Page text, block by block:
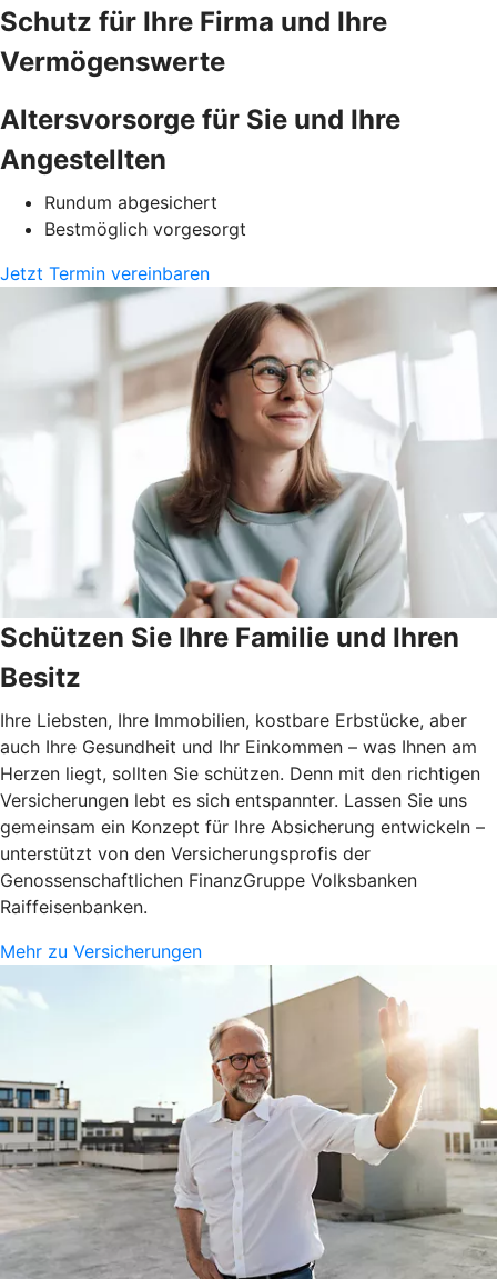
Schutz für Ihre Firma und Ihre
Vermögenswerte
Altersvorsorge für Sie und Ihre
Angestellten
Rundum abgesichert
Bestmöglich vorgesorgt
Jetzt Termin vereinbaren
Schützen Sie Ihre Familie und Ihren
Besitz
Ihre Liebsten, Ihre Immobilien, kostbare Erbstücke, aber
auch Ihre Gesundheit und Ihr Einkommen – was Ihnen am
Herzen liegt, sollten Sie schützen. Denn mit den richtigen
Versicherungen lebt es sich entspannter. Lassen Sie uns
gemeinsam ein Konzept für Ihre Absicherung entwickeln –
unterstützt von den Versicherungsprofis der
Genossenschaftlichen FinanzGruppe Volksbanken
Raiffeisenbanken.
Mehr zu Versicherungen